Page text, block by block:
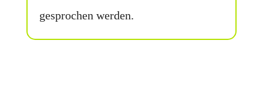
gesprochen werden.